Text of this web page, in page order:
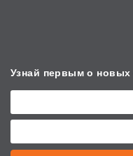
Узнай первым о новых